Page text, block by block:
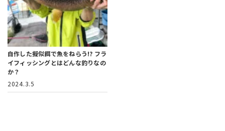
自作した擬似餌で魚をねらう!? フラ
イフィッシングとはどんな釣りなの
か？
2024.3.5